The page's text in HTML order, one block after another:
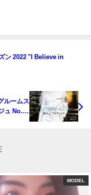
ン 2022 "I Believe in
ルームス
ュ No.42
ihme